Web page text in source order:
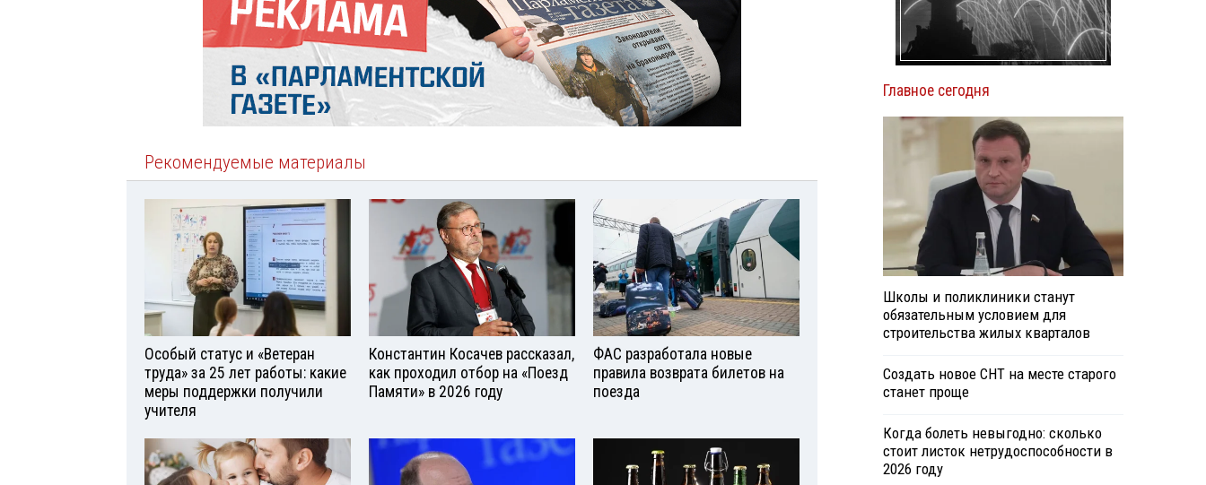
Рекомендуемые материалы
Особый статус и «Ветеран
труда» за 25 лет работы: какие
меры поддержки получили
учителя
Константин Косачев рассказал,
как проходил отбор на «Поезд
Памяти» в 2026 году
ФАС разработала новые
правила возврата билетов на
поезда
Главное сегодня
Школы и поликлиники станут
обязательным условием для
строительства жилых кварталов
Создать новое СНТ на месте старого
станет проще
Когда болеть невыгодно: сколько
стоит листок нетрудоспособности в
2026 году